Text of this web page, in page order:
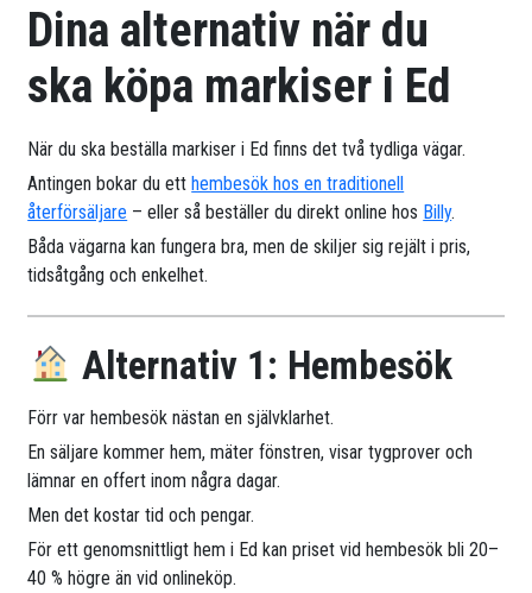
Dina alternativ när du
ska köpa markiser i Ed
När du ska beställa markiser i Ed finns det två tydliga vägar.
Antingen bokar du etthembesök hos en traditionell
återförsäljare – eller så beställer du direkt online hos Billy.
Båda vägarna kan fungera bra, men de skiljer sig rejält i pris,
tidsåtgång och enkelhet.
Alternativ 1: Hembesök
Förr var hembesök nästan en självklarhet.
En säljare kommer hem, mäter fönstren, visar tygprover och
lämnar en offert inom några dagar.
Men det kostar tid och pengar.
För ett genomsnittligt hem i Ed kan priset vid hembesök bli 20–
40 % högre än vid onlineköp.